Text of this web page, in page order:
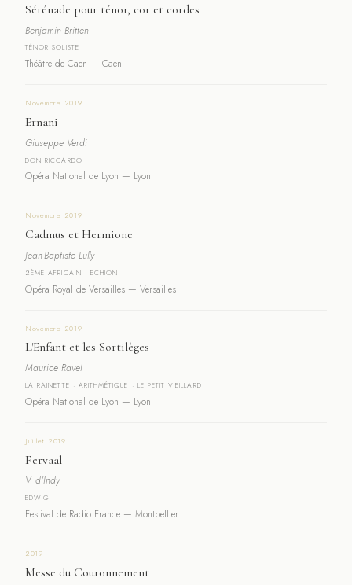
Sérénade pour ténor, cor et cordes
Benjamin Britten
TÉNOR SOLISTE
Théâtre de Caen — Caen
Novembre 2019
Ernani
Giuseppe Verdi
DON RICCARDO
Opéra National de Lyon — Lyon
Novembre 2019
Cadmus et Hermione
Jean-Baptiste Lully
2ÈME AFRICAIN · ECHION
Opéra Royal de Versailles — Versailles
Novembre 2019
L'Enfant et les Sortilèges
Maurice Ravel
LA RAINETTE · ARITHMÉTIQUE · LE PETIT VIEILLARD
Opéra National de Lyon — Lyon
Juillet 2019
Fervaal
V. d'Indy
EDWIG
Festival de Radio France — Montpellier
2019
Messe du Couronnement